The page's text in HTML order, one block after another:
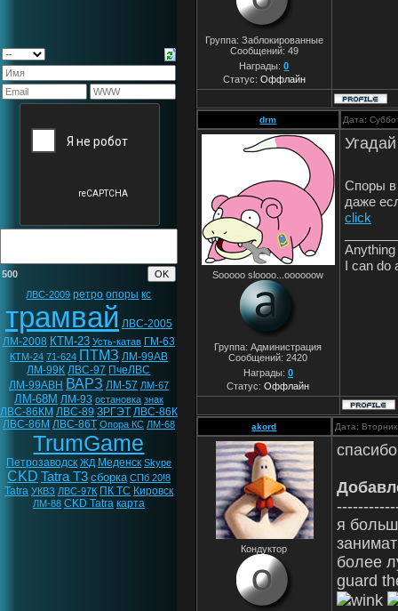
500
ЛВС-2009 ретро опоры кс
трамвай ЛВС-2005
ЛМ-2008 КТМ-23 Усть-катав ГМ-63
КТМ-24 71-624 ПТМЗ ЛМ-99АВ
ЛМ-99К ЛВС-97 ПчеЛВС
ЛМ-99АВН ВАРЗ ЛМ-57 ЛМ-67
ЛМ-68М ЛМ-93 остановка знак
ЛВС-86КМ ЛВС-89 ЗРГЭТ ЛВС-86К
ЛВС-86М ЛВС-86Т Опора КС ЛМ-68
TrumGame
Петрозаводск ЖД Меденск Skype
CKD Tatra T3 сборка СПб 20!8
Tatra УКВЗ ЛВС-97К ПК ТС Кировск
ЛМ-88 CKD Tatra карта
Группа: Заблокированные
Сообщений: 49
Награды:0
Статус: Оффлайн
drm Дата:
Sooooo sloooo...oooooow
Группа: Администрация
Сообщений:2420
Награды: 0
Статус:Оффлайн
Споры в
даже
click
I can do
akord Дата:
Кондуктор
я
более
guard